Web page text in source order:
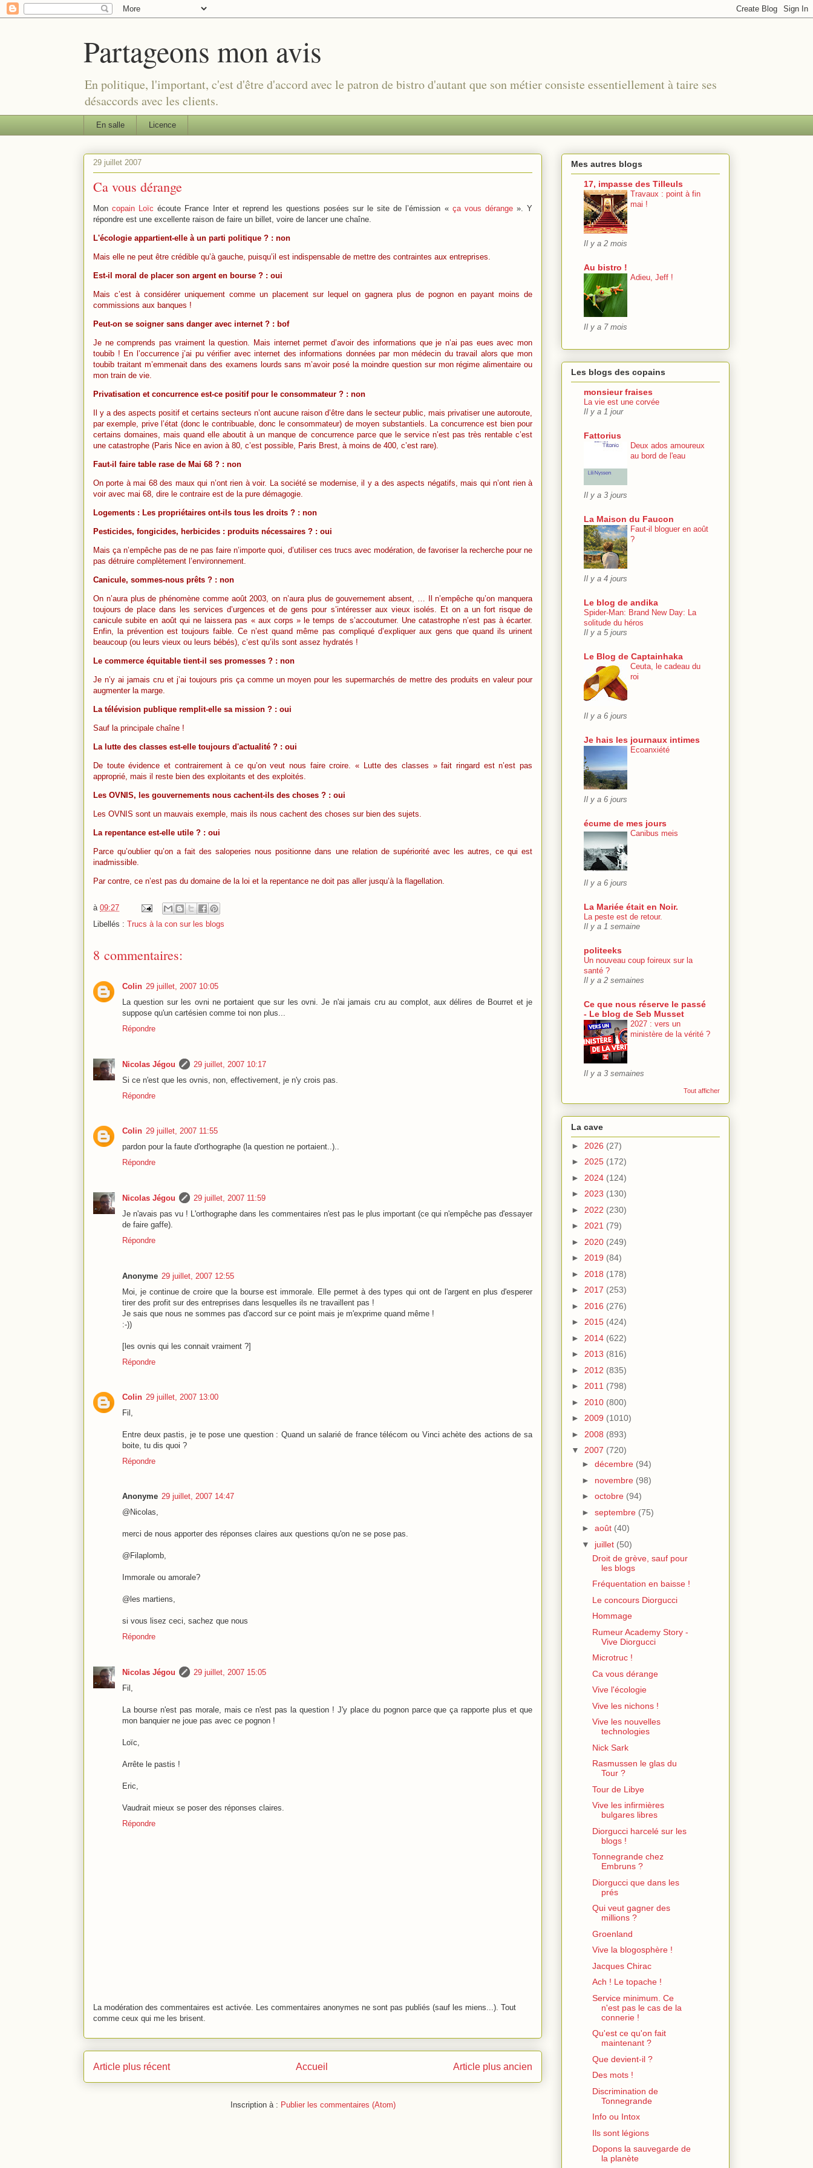
Partageons mon avis
En politique, l'important, c'est d'être d'accord avec le patron de bistro d'autant que son métier consiste essentiellement à taire ses
désaccords avec les clients.
En salle Licence
29 juillet 2007
Ca vous dérange
Moncopain Loïc écoute France Inter et reprend les questions posées sur le site de l’émission « ça vous dérange». Y
répondre est une excellente raison de faire un billet, voire de lancer une chaîne.
L'écologie appartient-elle à un parti politique ? : non
Mais elle ne peut être crédible qu’à gauche, puisqu’il est indispensable de mettre des contraintes aux entreprises.
Est-il moral de placer son argent en bourse ? : oui
Mais c’est à considérer uniquement comme un placement sur lequel on gagnera plus de pognon en payant moins de
commissions aux banques !
Peut-on se soigner sans danger avec internet ? : bof
Je ne comprends pas vraiment la question. Mais internet permet d’avoir des informations que je n’ai pas eues avec mon
toubib ! En l’occurrence j’ai pu vérifier avec internet des informations données par mon médecin du travail alors que mon
toubib traitant m’emmenait dans des examens lourds sans m’avoir posé la moindre question sur mon régime alimentaire ou
mon train de vie.
Privatisation et concurrence est-ce positif pour le consommateur ? : non
Il y a des aspects positif et certains secteurs n’ont aucune raison d’être dans le secteur public, mais privatiser une autoroute,
par exemple, prive l’état (donc le contribuable, donc le consommateur) de moyen substantiels. La concurrence est bien pour
certains domaines, mais quand elle aboutit à un manque de concurrence parce que le service n’est pas très rentable c’est
une catastrophe (Paris Nice en avion à 80, c’est possible, Paris Brest, à moins de 400, c’est rare).
Faut-il faire table rase de Mai 68 ? : non
On porte à mai 68 des maux qui n’ont rien à voir. La société se modernise, il y a des aspects négatifs, mais qui n’ont rien à
voir avec mai 68, dire le contraire est de la pure démagogie.
Logements : Les propriétaires ont-ils tous les droits ? : non
Pesticides, fongicides, herbicides : produits nécessaires ? : oui
Mais ça n’empêche pas de ne pas faire n’importe quoi, d’utiliser ces trucs avec modération, de favoriser la recherche pour ne
pas détruire complètement l’environnement.
Canicule, sommes-nous prêts ? : non
On n’aura plus de phénomène comme août 2003, on n’aura plus de gouvernement absent, … Il n’empêche qu’on manquera
toujours de place dans les services d’urgences et de gens pour s’intéresser aux vieux isolés. Et on a un fort risque de
canicule subite en août qui ne laissera pas « aux corps » le temps de s’accoutumer. Une catastrophe n’est pas à écarter.
Enfin, la prévention est toujours faible. Ce n’est quand même pas compliqué d’expliquer aux gens que quand ils urinent
beaucoup (ou leurs vieux ou leurs bébés), c’est qu’ils sont assez hydratés !
Le commerce équitable tient-il ses promesses ? : non
Je n’y ai jamais cru et j’ai toujours pris ça comme un moyen pour les supermarchés de mettre des produits en valeur pour
augmenter la marge.
La télévision publique remplit-elle sa mission ? : oui
Sauf la principale chaîne !
La lutte des classes est-elle toujours d'actualité ? : oui
De toute évidence et contrairement à ce qu’on veut nous faire croire. « Lutte des classes » fait ringard est n’est pas
approprié, mais il reste bien des exploitants et des exploités.
Les OVNIS, les gouvernements nous cachent-ils des choses ? : oui
Les OVNIS sont un mauvais exemple, mais ils nous cachent des choses sur bien des sujets.
La repentance est-elle utile ? : oui
Parce qu’oublier qu’on a fait des saloperies nous positionne dans une relation de supériorité avec les autres, ce qui est
inadmissible.
Par contre, ce n’est pas du domaine de la loi et la repentance ne doit pas aller jusqu’à la flagellation.
à 09:27
Libellés : Trucs à la con sur les blogs
8 commentaires:
Colin 29 juillet, 2007 10:05
La question sur les ovni ne portaient que sur les ovni. Je n'ai jamais cru au complot, aux délires de Bourret et je
suppose qu'un cartésien comme toi non plus...
Répondre
Nicolas Jégou
29 juillet, 2007 10:17
Si ce n'est que les ovnis, non, effectivement, je n'y crois pas.
Répondre
Colin 29 juillet, 2007 11:55
pardon pour la faute d'orthographe (la question ne portaient..)..
Répondre
Nicolas Jégou
29 juillet, 2007 11:59
Je n'avais pas vu ! L'orthographe dans les commentaires n'est pas le plus important (ce qui n'empêche pas d'essayer
de faire gaffe).
Répondre
Anonyme 29 juillet, 2007 12:55
Moi, je continue de croire que la bourse est immorale. Elle permet à des types qui ont de l'argent en plus d'esperer
tirer des profit sur des entreprises dans lesquelles ils ne travaillent pas !
Je sais que nous ne sommes pas d'accord sur ce point mais je m'exprime quand même !
:-))
[les ovnis qui les connait vraiment ?]
Répondre
Colin 29 juillet, 2007 13:00
Fil,
Entre deux pastis, je te pose une question : Quand un salarié de france télécom ou Vinci achète des actions de sa
boite, tu dis quoi ?
Répondre
Anonyme 29 juillet, 2007 14:47
@Nicolas,
merci de nous apporter des réponses claires aux questions qu'on ne se pose pas.
@Filaplomb,
Immorale ou amorale?
@les martiens,
si vous lisez ceci, sachez que nous
Répondre
Nicolas Jégou
29 juillet, 2007 15:05
Fil,
La bourse n'est pas morale, mais ce n'est pas la question ! J'y place du pognon parce que ça rapporte plus et que
mon banquier ne joue pas avec ce pognon !
Loïc,
Arrête le pastis !
Eric,
Vaudrait mieux se poser des réponses claires.
Répondre
La modération des commentaires est activée. Les commentaires anonymes ne sont pas publiés (sauf les miens...). Tout
comme ceux qui me les brisent.
Article plus récent Article plus ancien
Accueil
Inscription à : Publier les commentaires (Atom)
Mes autres blogs
17, impasse des Tilleuls
Travaux : point à fin
mai !
Il y a 2 mois
Au bistro !
Adieu, Jeff !
Il y a 7 mois
Les blogs des copains
monsieur fraises
La vie est une corvée
Il y a 1 jour
Fattorius
Deux ados amoureux
au bord de l'eau
Il y a 3 jours
La Maison du Faucon
Faut-il bloguer en août
?
Il y a 4 jours
Le blog de andika
Spider-Man: Brand New Day: La
solitude du héros
Il y a 5 jours
Le Blog de Captainhaka
Ceuta, le cadeau du
roi
Il y a 6 jours
Je hais les journaux intimes
Ecoanxiété
Il y a 6 jours
écume de mes jours
Canibus meis
Il y a 6 jours
La Mariée était en Noir.
La peste est de retour.
Il y a 1 semaine
politeeks
Un nouveau coup foireux sur la
santé ?
Il y a 2 semaines
Ce que nous réserve le passé
- Le blog de Seb Musset
2027 : vers un
ministère de la vérité ?
Il y a 3 semaines
Tout afficher
La cave
► 2026 (27)
► 2025 (172)
► 2024 (124)
► 2023 (130)
► 2022 (230)
► 2021 (79)
► 2020 (249)
► 2019 (84)
► 2018 (178)
► 2017 (253)
► 2016 (276)
► 2015 (424)
► 2014 (622)
► 2013 (816)
► 2012 (835)
► 2011 (798)
► 2010 (800)
► 2009 (1010)
► 2008 (893)
▼ 2007 (720)
► décembre (94)
► novembre (98)
► octobre (94)
► septembre (75)
► août (40)
▼ juillet (50)
Droit de grève, sauf pour
les blogs
Fréquentation en baisse !
Le concours Diorgucci
Hommage
Rumeur Academy Story -
Vive Diorgucci
Microtruc !
Ca vous dérange
Vive l'écologie
Vive les nichons !
Vive les nouvelles
technologies
Nick Sark
Rasmussen le glas du
Tour ?
Tour de Libye
Vive les infirmières
bulgares libres
Diorgucci harcelé sur les
blogs !
Tonnegrande chez
Embruns ?
Diorgucci que dans les
prés
Qui veut gagner des
millions ?
Groenland
Vive la blogosphère !
Jacques Chirac
Ach ! Le topache !
Service minimum. Ce
n'est pas le cas de la
connerie !
Qu'est ce qu'on fait
maintenant ?
Que devient-il ?
Des mots !
Discrimination de
Tonnegrande
Info ou Intox
Ils sont légions
Dopons la sauvegarde de
la planète